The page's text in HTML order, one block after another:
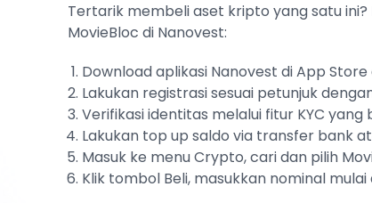
Tertarik membeli aset kripto yang satu
MovieBloc di Nanovest:
Download aplikasi Nanovest di App
Lakukan registrasi sesuai petunjuk
Verifikasi identitas melalui fitur KYC yang
Lakukan top up saldo via transfer bank
Masuk ke menu Crypto, cari dan pilih
Klik tombol Beli, masukkan nominal